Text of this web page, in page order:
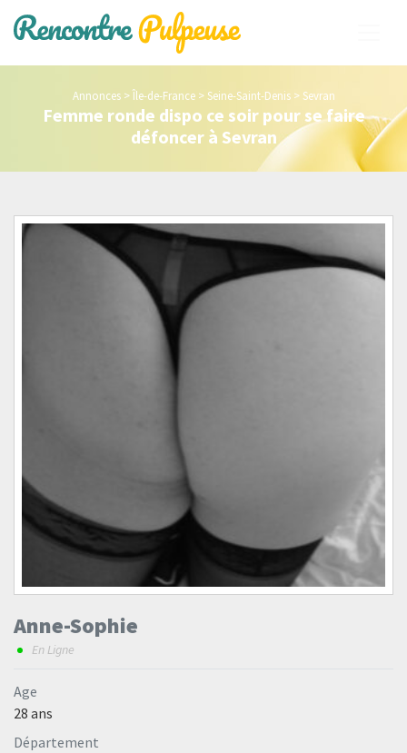
Annonces>Île-de-France>Seine-Saint-Denis> Sevran
Femme ronde dispo ce soir pour se faire
défoncer à Sevran
Anne-Sophie
En Ligne
Age
28 ans
Département